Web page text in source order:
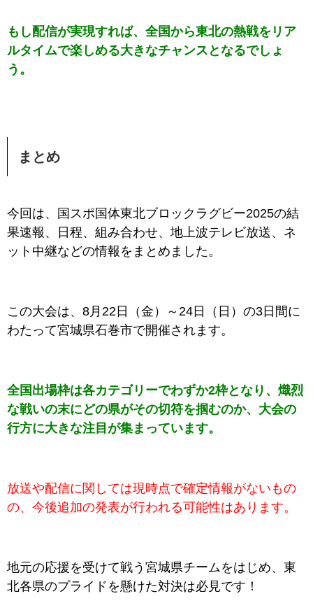
もし配信が実現すれば、全国から東北の熱戦をリア
ルタイムで楽しめる大きなチャンスとなるでしょ
う。
まとめ
今回は、 国スポ国体東北ブロックラグビー2025の結
果速報、
日程、 組み合わせ、地上波テレビ放送、ネ
ット中継などの情報をまとめました。
この大会は、8月22日（金）～24日（日）の3日間に
わたって宮城県石巻市で開催されます。
全国出場枠は各カテゴリーでわずか2枠となり、熾烈
な戦いの末にどの県がその切符を掴むのか、大会の
行方に大きな注目が集まっています。
放送や配信に関しては現時点で確定情報がないもの
の、今後追加の発表が行われる可能性はあります。
地元の応援を受けて戦う宮城県チームをはじめ、東
北各県のプライドを懸けた対決は必見です！